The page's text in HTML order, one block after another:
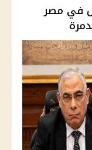
في مصر